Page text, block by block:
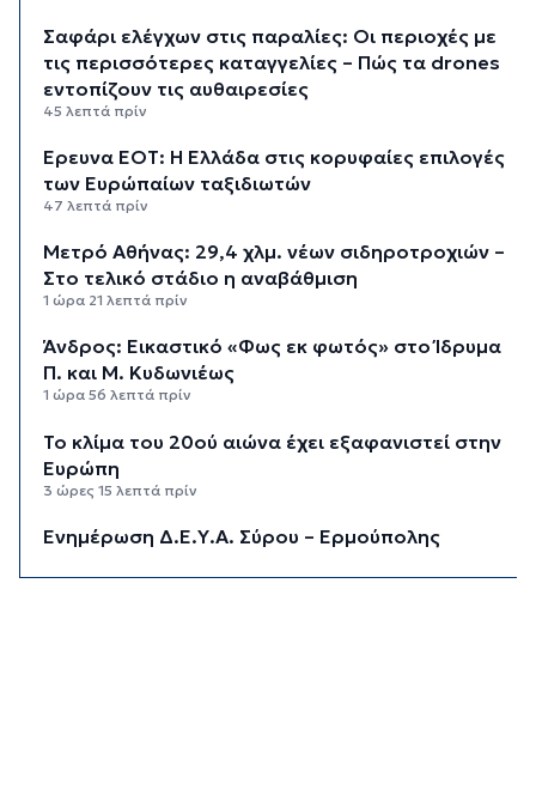
Σαφάρι ελέγχων στις παραλίες: Οι περιοχές με
τις περισσότερες καταγγελίες – Πώς τα drones
εντοπίζουν τις αυθαιρεσίες
45 λεπτά πρίν
Έρευνα ΕΟΤ: Η Ελλάδα στις κορυφαίες επιλογές
των Ευρώπαίων ταξιδιωτών
47 λεπτά πρίν
Μετρό Αθήνας: 29,4 χλμ. νέων σιδηροτροχιών –
Στο τελικό στάδιο η αναβάθμιση
1 ώρα 21 λεπτά πρίν
Άνδρος: Εικαστικό «Φως εκ φωτός» στο Ίδρυμα
Π. και Μ. Κυδωνιέως
1 ώρα 56 λεπτά πρίν
Το κλίμα του 20ού αιώνα έχει εξαφανιστεί στην
Ευρώπη
3 ώρες 15 λεπτά πρίν
Ενημέρωση Δ.Ε.Υ.Α. Σύρου – Ερμούπολης